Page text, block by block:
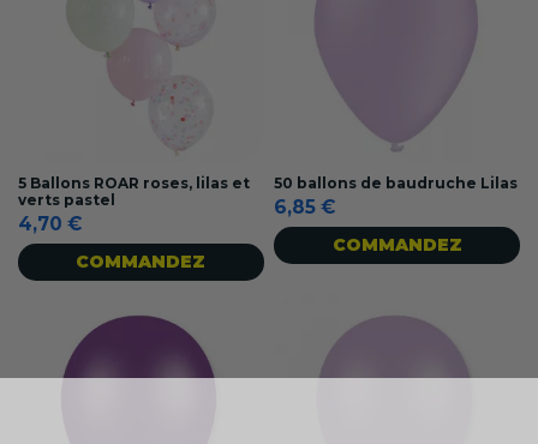
5 Ballons ROAR roses, lilas et
verts pastel
4,70 €
COMMANDEZ
50 ballons de baudruche Lilas
6,85 €
COMMANDEZ